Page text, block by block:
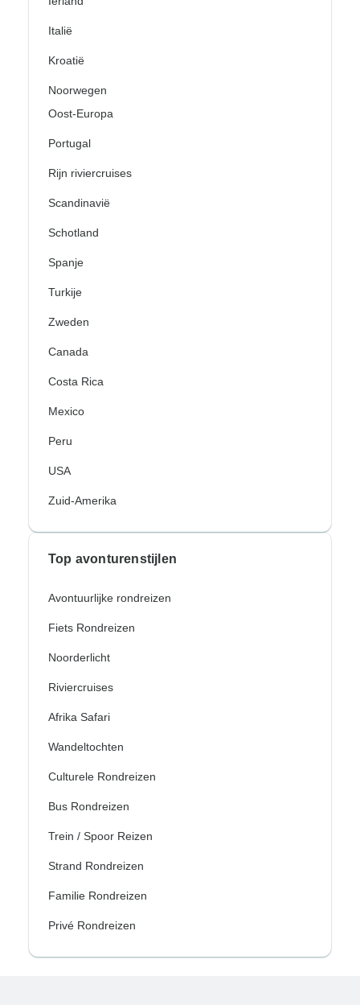
Italië
Kroatië
Noorwegen
Oost-Europa
Portugal
Rijn riviercruises
Scandinavië
Schotland
Spanje
Turkije
Zweden
Canada
Costa Rica
Mexico
Peru
USA
Zuid-Amerika
Top avonturenstijlen
Avontuurlijke rondreizen
Fiets Rondreizen
Noorderlicht
Riviercruises
Afrika Safari
Wandeltochten
Culturele Rondreizen
Bus Rondreizen
Trein / Spoor Reizen
Strand Rondreizen
Familie Rondreizen
Privé Rondreizen